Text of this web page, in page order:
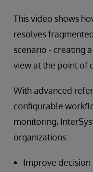
This video shows
resolves
scenario - creating
view at the point of
With advanced
configurable
monitoring,
organizations:
Improve